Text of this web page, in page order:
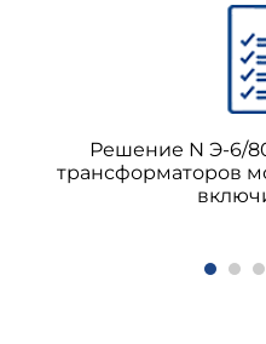
Решение N Э-6/
трансформаторов